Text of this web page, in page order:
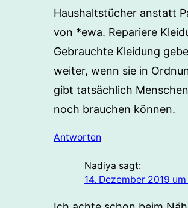
Haushaltstücher anstatt
von *ewa. Repariere
Gebrauchte Kleidung
weiter, wenn sie in
gibt tatsächlich
noch brauchen können.
Antworten
Nadiya sagt:
14. Dezember 2019